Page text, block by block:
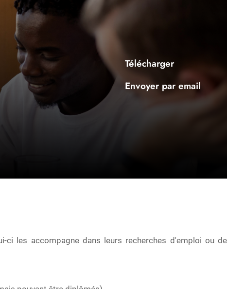
Télécharger
Envoyer par email
ci les accompagne dans leurs recherches d'emploi ou de